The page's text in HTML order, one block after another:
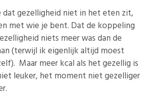
dat gezelligheid niet in het eten zit,
met wie je bent. Dat de koppeling
niets meer was dan de
(terwijl ik eigenlijk altijd moest
Maar meer kcal als het gezellig is
leuker, het moment niet gezelliger